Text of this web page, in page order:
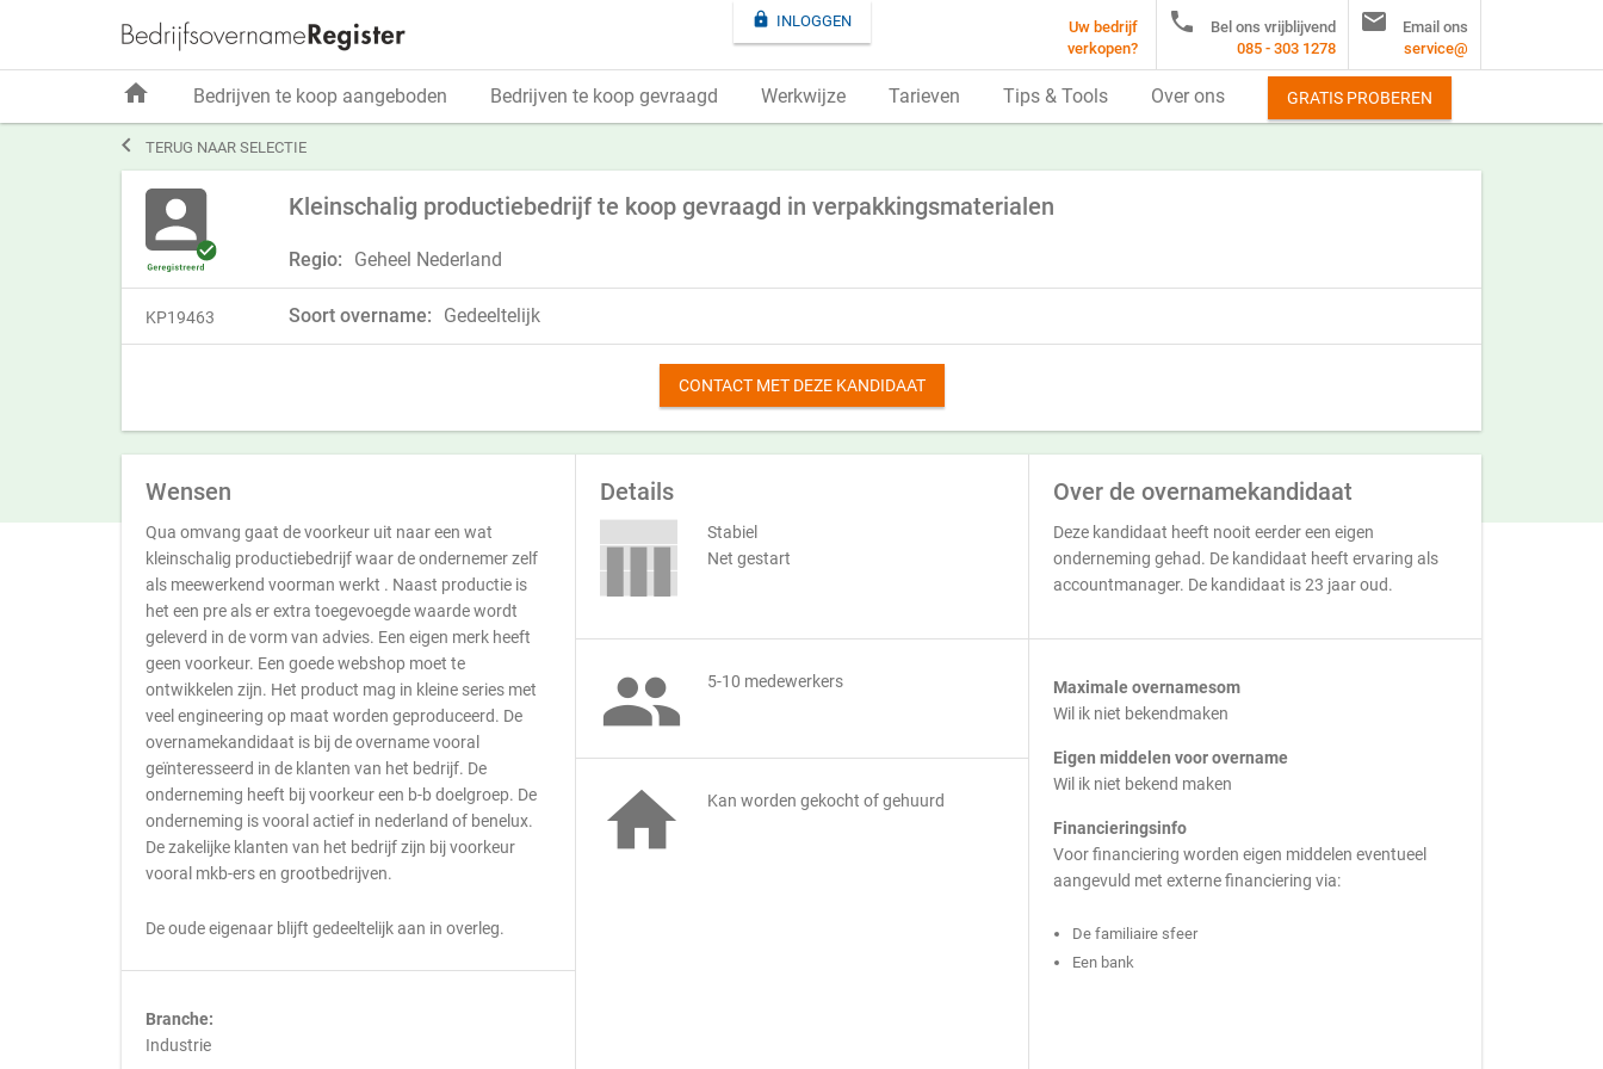
 TERUG NAAR SELECTIE
Kleinschalig productiebedrijf te koop gevraagd in verpakkingsmaterialen
Regio: Geheel Nederland
KP19463 Soort overname: Gedeeltelijk
CONTACT MET DEZE KANDIDAAT
Wensen
Qua omvang gaat de voorkeur uit naar een wat
kleinschalig productiebedrijf waar de ondernemer zelf
als meewerkend voorman werkt . Naast productie is
het een pre als er extra toegevoegde waarde wordt
geleverd in de vorm van advies. Een eigen merk heeft
geen voorkeur. Een goede webshop moet te
ontwikkelen zijn. Het product mag in kleine series met
veel engineering op maat worden geproduceerd. De
overnamekandidaat is bij de overname vooral
geïnteresseerd in de klanten van het bedrijf. De
onderneming heeft bij voorkeur een b-b doelgroep. De
onderneming is vooral actief in nederland of benelux.
De zakelijke klanten van het bedrijf zijn bij voorkeur
vooral mkb-ers en grootbedrijven.
De oude eigenaar blijft gedeeltelijk aan in overleg.
Branche:
Industrie
Details
Stabiel
Net gestart
 5-10 medewerkers
 Kan worden gekocht of gehuurd
Over de overnamekandidaat
Deze kandidaat heeft nooit eerder een eigen
onderneming gehad. De kandidaat heeft ervaring als
accountmanager. De kandidaat is 23 jaar oud.
Maximale overnamesom
Wil ik niet bekendmaken
Eigen middelen voor overname
Wil ik niet bekend maken
Financieringsinfo
Voor financiering worden eigen middelen eventueel
aangevuld met externe financiering via:
De familiaire sfeer
Een bank
 INLOGGEN
Uw bedrijf
verkopen?

Bel ons vrijblijvend
085 - 303 1278

Email ons
service@
home Bedrijven te koop aangeboden Bedrijven te koop gevraagd Werkwijze Tarieven Tips & Tools Over ons GRATIS PROBEREN